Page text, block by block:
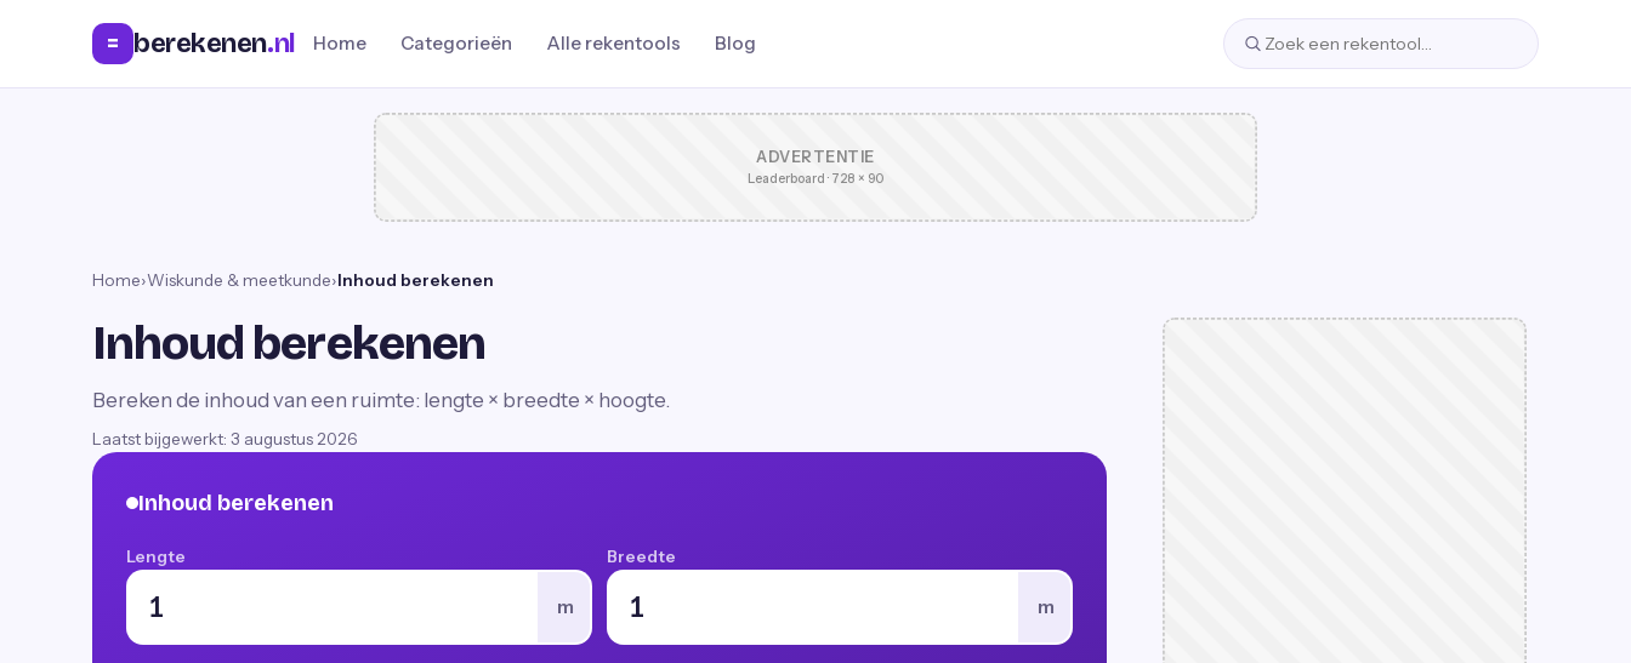
= berekenen.nl Home Categorieën Alle rekentools Blog
ADVERTENTIE
Leaderboard · 728 × 90
Home›Wiskunde & meetkunde›Inhoud berekenen
Inhoud berekenen
Bereken de inhoud van een ruimte: lengte × breedte × hoogte.
Laatst bijgewerkt: 3 augustus 2026
Inhoud berekenen
Lengte
m
Breedte
m